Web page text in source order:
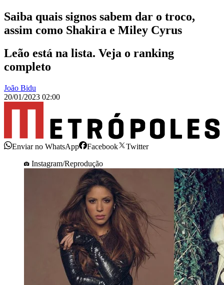
Saiba quais signos sabem dar o troco,
assim como Shakira e Miley Cyrus
Leão está na lista. Veja o ranking
completo
João Bidu
20/01/2023 02:00
Enviar no WhatsApp Facebook
Twitter
Instagram/Reprodução